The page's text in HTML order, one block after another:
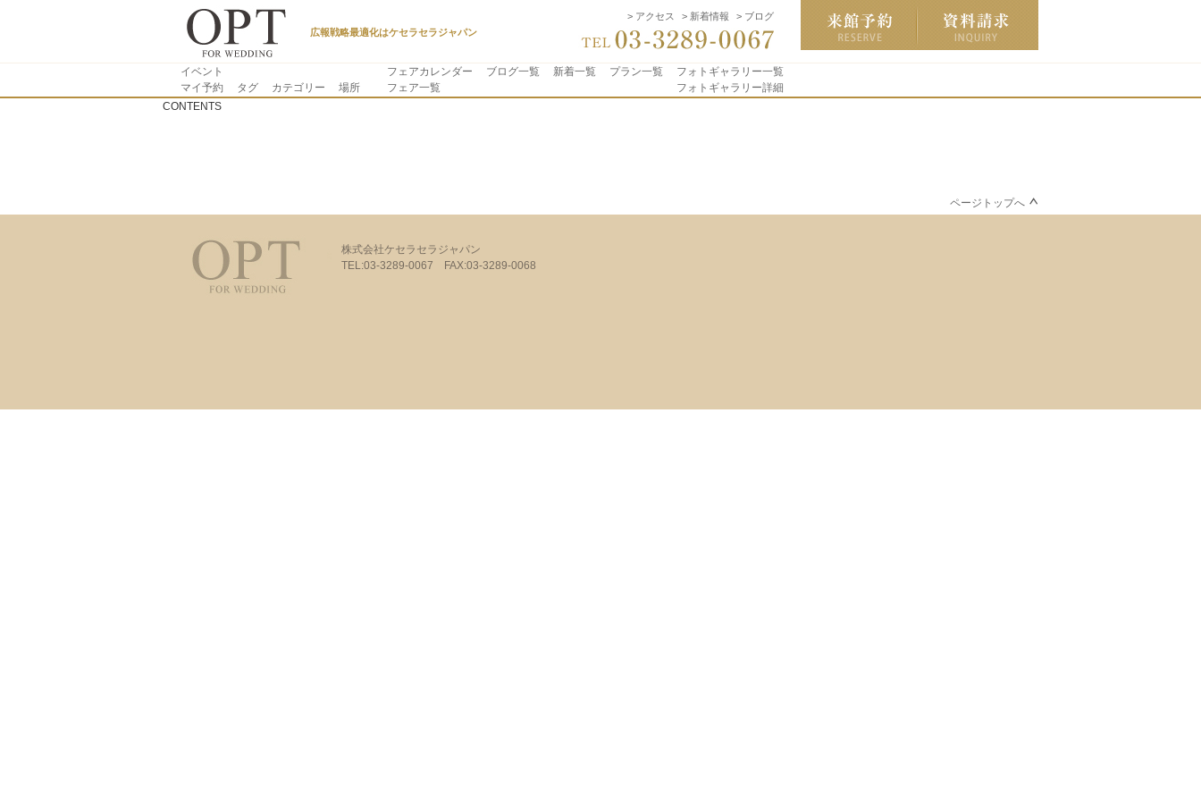
広報戦略最適化はケセラセラジャパン
> ブログ
> 新着情報
> アクセス
イベント
マイ予約
タグ カテゴリー 場所
フェアカレンダー
フェア一覧
ブログ一覧 新着一覧 プラン一覧
フォトギャラリー一覧
フォトギャラリー詳細
CONTENTS
ページトップへ
株式会社ケセラセラジャパン
TEL:03-3289-0067 FAX:03-3289-0068